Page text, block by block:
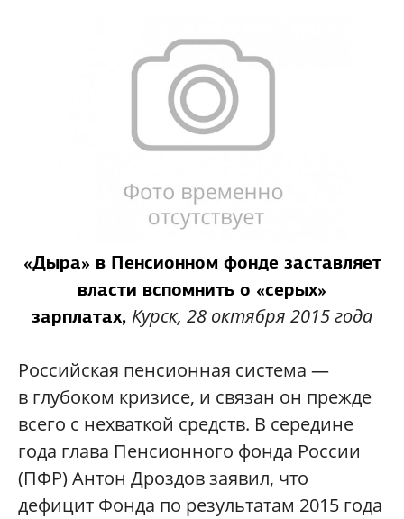
«Дыра» в Пенсионном фонде заставляет
власти вспомнить о «серых»
зарплатах, Курск, 28 октября 2015 года
Российская пенсионная система —
в глубоком кризисе, и связан он прежде
всего с нехваткой средств. В середине
года глава Пенсионного фонда России
(ПФР) Антон Дроздов заявил, что
дефицит Фонда по результатам 2015 года